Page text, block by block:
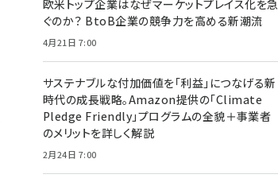
欧米トップ企業はなぜマーケットプレイス化を急
ぐのか？ BtoB企業の競争力を高める新潮流
4月21日 7:00
サステナブルな付加価値を「利益」につなげる新
時代の成長戦略。Amazon提供の「Climate
Pledge Friendly」プログラムの全貌＋事業者
のメリットを詳しく解説
2月24日 7:00